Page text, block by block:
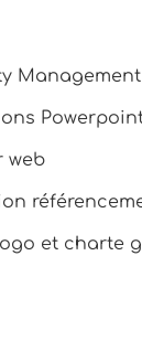
Management
web
et charte